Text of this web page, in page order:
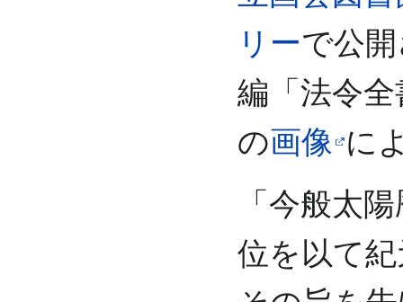
リーで公
編「法令
の画像 に
「今般太
位を以て